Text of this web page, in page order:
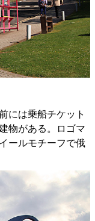
には乗船チケット
物がある。ロゴマ
ールモチーフで俄